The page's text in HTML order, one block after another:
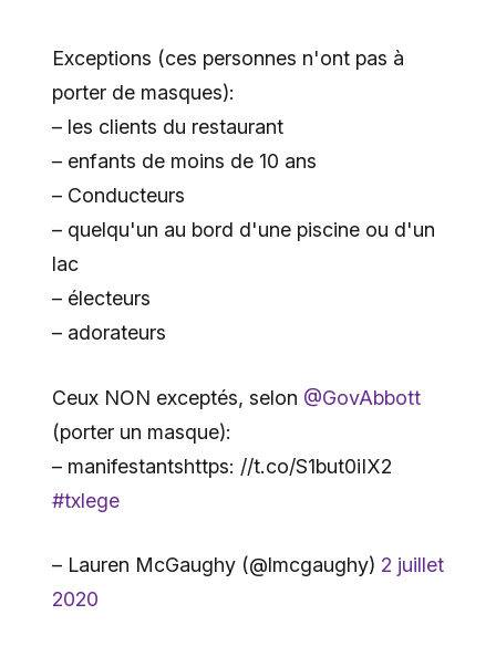
Exceptions (ces personnes n'ont pas à
porter de masques):
– les clients du restaurant
– enfants de moins de 10 ans
– Conducteurs
– quelqu'un au bord d'une piscine ou d'un
lac
– électeurs
– adorateurs
Ceux NON exceptés, selon @GovAbbott
(porter un masque):
– manifestantshttps: //t.co/S1but0iIX2
#txlege
– Lauren McGaughy (@lmcgaughy) 2 juillet
2020